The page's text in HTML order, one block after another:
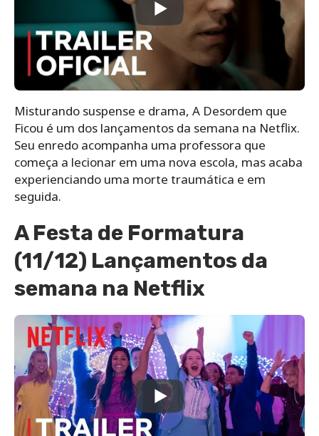
Misturando suspense e drama, A Desordem que
Ficou é um dos lançamentos da semana na Netflix.
Seu enredo acompanha uma professora que
começa a lecionar em uma nova escola, mas acaba
experienciando uma morte traumática e em
seguida.
A Festa de Formatura
(11/12) Lançamentos da
semana na Netflix